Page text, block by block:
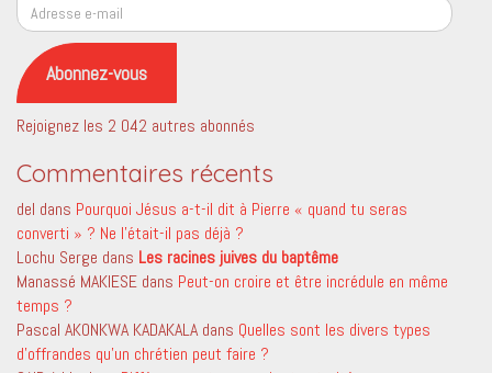
Adresse
e-
mail
Abonnez-vous
Rejoignez les 2 042 autres abonnés
Commentaires récents
del dans Pourquoi Jésus a-t-il dit à Pierre « quand tu seras
converti » ? Ne l’était-il pas déjà ?
Lochu Serge dans Les racines juives du baptême
Manassé MAKIESE dans Peut-on croire et être incrédule en même
temps ?
Pascal AKONKWA KADAKALA dans Quelles sont les divers types
d’offrandes qu’un chrétien peut faire ?